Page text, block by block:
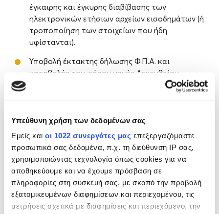
Υπεύθυνη χρήση των δεδομένων σας
Εμείς και οι 1022 συνεργάτες μας επεξεργαζόμαστε
προσωπικά σας δεδομένα, π.χ. τη διεύθυνση IP σας,
χρησιμοποιώντας τεχνολογία όπως cookies για να
αποθηκεύουμε και να έχουμε πρόσβαση σε
πληροφορίες στη συσκευή σας, με σκοπό την προβολή
εξατομικευμένων διαφημίσεων και περιεχομένου, τις
μετρήσεις σχετικά με διαφημίσεις και περιεχόμενο, την
έγκαιρης και έγκυρης διαβίβασης των
ηλεκτρονικών ετήσιων αρχείων εισοδημάτων (ή
τροποποίηση των στοιχείων που ήδη
υφίστανται).
Υποβολή έκτακτης δήλωσης Φ.Π.Α. και
καταβολής του φόρου μηνός Δεκεμβρίου
16 Ιανουαρίου 2026
Προσκόμιση δικαιολογητικών για την καταβολή
επιχορήγησης για την αντιμετώπιση ζημιών
επιχειρήσεων, που προκλήθηκαν από την
πλημμύρα της 1ης Δεκεμβρίου 2022 σε περιοχές
της Περιφερειακής Ενότητας Πιερίας της
Περιφέρειας Κεντρικής Μακεδονίας.